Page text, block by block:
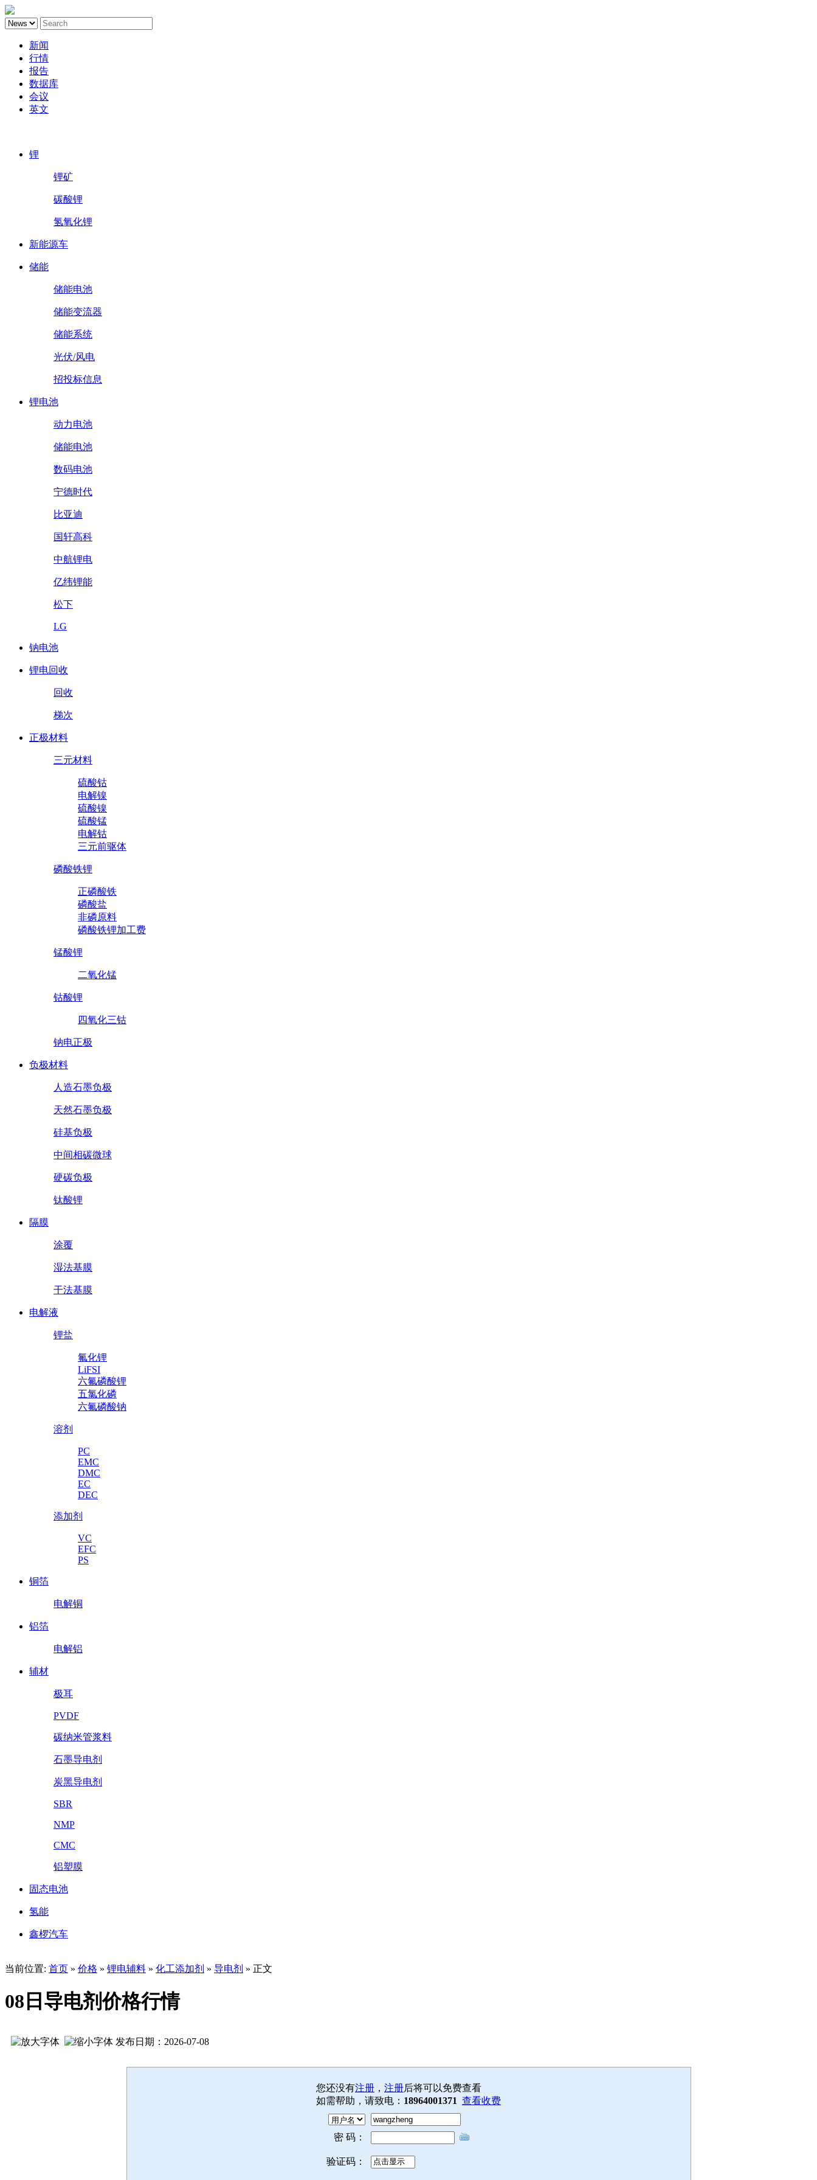
新闻
行情
报告
数据库
会议
英文
锂
锂矿
碳酸锂
氢氧化锂
新能源车
储能
储能电池
储能变流器
储能系统
光伏/风电
招投标信息
锂电池
动力电池
储能电池
数码电池
宁德时代
比亚迪
国轩高科
中航锂电
亿纬锂能
松下
LG
钠电池
锂电回收
回收
梯次
正极材料
三元材料
硫酸钴
电解镍
硫酸镍
硫酸锰
电解钴
三元前驱体
磷酸铁锂
正磷酸铁
磷酸盐
非磷原料
磷酸铁锂加工费
锰酸锂
二氧化锰
钴酸锂
四氧化三钴
钠电正极
负极材料
人造石墨负极
天然石墨负极
硅基负极
中间相碳微球
硬碳负极
钛酸锂
隔膜
涂覆
湿法基膜
干法基膜
电解液
锂盐
氟化锂
LiFSI
六氟磷酸锂
五氯化磷
六氟磷酸钠
溶剂
PC
EMC
DMC
EC
DEC
添加剂
VC
EFC
PS
铜箔
电解铜
铝箔
电解铝
辅材
极耳
PVDF
碳纳米管浆料
石墨导电剂
炭黑导电剂
SBR
NMP
CMC
铝塑膜
固态电池
氢能
鑫椤汽车
当前位置: 首页 » 价格 » 锂电辅料 » 化工添加剂 » 导电剂 » 正文
08日导电剂价格行情
发布日期：2026-07-08
您还没有注册 ， 注册后将可以免费查看
如需帮助，请致电： 18964001371 查看收费
密 码：
验证码：